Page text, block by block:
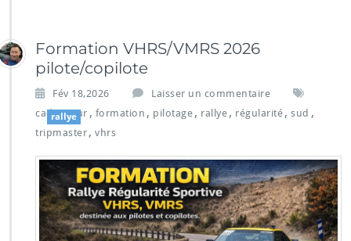
Formation VHRS/VMRS 2026
pilote/copilote
Fév 18,2026
Laisser un commentaire
cadenceur , formation , pilotage , rallye , régularité , sud ,
tripmaster , vhrs
rallye